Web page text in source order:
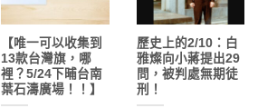
【唯一可以收集到
13款台灣旗，哪
裡？5/24下晡台南
葉石濤廣場！！】
歷史上的2/10：白
雅燦向小蔣提出29
問，被判處無期徒
刑！